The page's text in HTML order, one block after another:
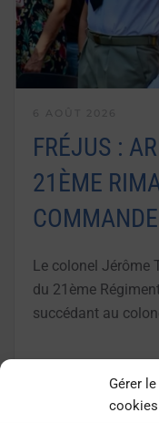
Gérer
cookies
FRÉJUS :
21ÈME
Le colonel Jérôme
du 21ème
succédant au
LIRE LA SUITE